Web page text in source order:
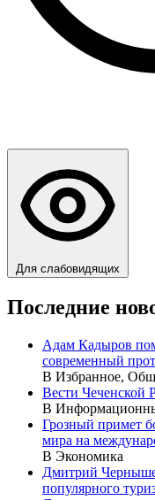
Для слабовидящих
Последние
Адам Кадыров
современный
В Избранное,
Вести Чеченской
В
Грозный примет
мира на
В Экономика
Дмитрий
популярного